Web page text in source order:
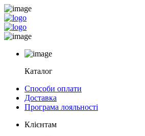
Каталог
Способи оплати
Доставка
Програма лояльності
Клієнтам